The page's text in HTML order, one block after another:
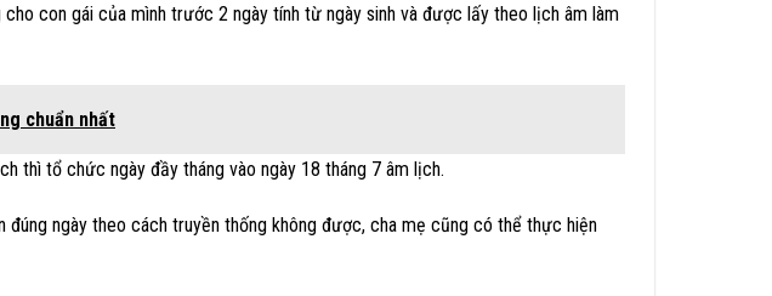
con gái của mình trước 2 ngày tính từ ngày sinh và được lấy theo lịch âm làm
chuẩn nhất
thì tổ chức ngày đầy tháng vào ngày 18 tháng 7 âm lịch.
đúng ngày theo cách truyền thống không được, cha mẹ cũng có thể thực hiện